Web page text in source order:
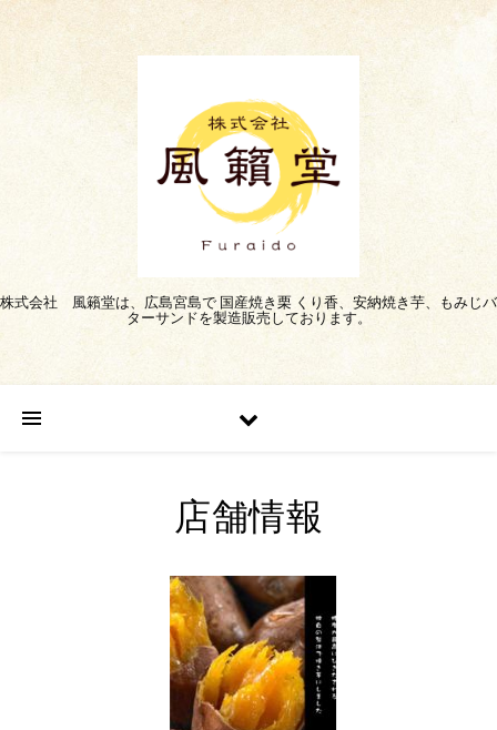
株式会社 風籟堂は、広島宮島で 国産焼き栗 くり香、安納焼き芋、もみじバ
ターサンドを製造販売しております。
店舗情報